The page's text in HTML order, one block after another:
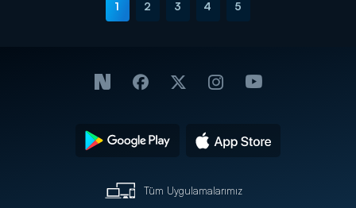
1 2 3 4 5
Tüm Uygulamalarımız